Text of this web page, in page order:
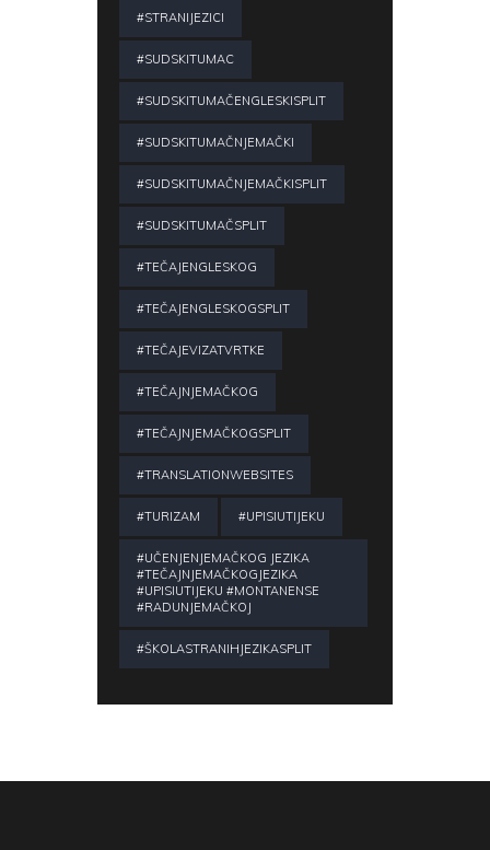
#STRANIJEZICI
#SUDSKITUMAC
#SUDSKITUMAČENGLESKISPLIT
#SUDSKITUMAČNJEMAČKI
#SUDSKITUMAČNJEMAČKISPLIT
#SUDSKITUMAČSPLIT
#TEČAJENGLESKOG
#TEČAJENGLESKOGSPLIT
#TEČAJEVIZATVRTKE
#TEČAJNJEMAČKOG
#TEČAJNJEMAČKOGSPLIT
#TRANSLATIONWEBSITES
#TURIZAM #UPISIUTIJEKU
#UČENJENJEMAČKOG JEZIKA
#TEČAJNJEMAČKOGJEZIKA
#UPISIUTIJEKU #MONTANENSE
#RADUNJEMAČKOJ
#ŠKOLASTRANIHJEZIKASPLIT